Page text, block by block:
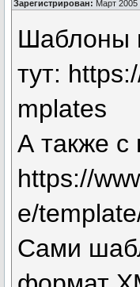
Зарегистрирован: Март 2005
Шаблоны
тут:
mplates
А также
https://
e/
Сами